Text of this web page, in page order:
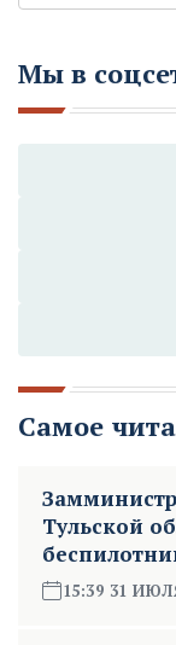
Мы в
Самое
Тульской
15:39 31